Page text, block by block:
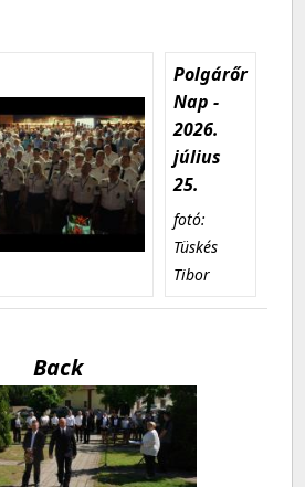
Polgárőr
Nap -
2026.
július
25.
fotó:
Tüskés
Tibor
Back